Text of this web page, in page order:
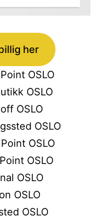
her
OSLO
OSLO
OSLO
OSLO
OSLO
OSLO
OSLO
OSLO
OSLO